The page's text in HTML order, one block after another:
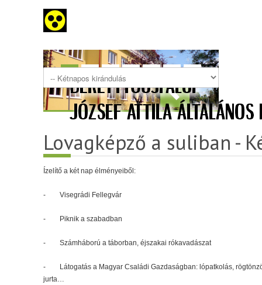
Lovagképző a suliban -
Ízelítő a két nap élményeiből:
- Visegrádi Fellegvár
- Piknik a szabadban
- Számháború a táborban, éjszakai rókavadászat
- Látogatás a Magyar Családi Gazdaságban: lópatkolás,
jurta…